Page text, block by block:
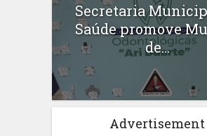
Secretaria
Saúde promove
de...
Advertisement